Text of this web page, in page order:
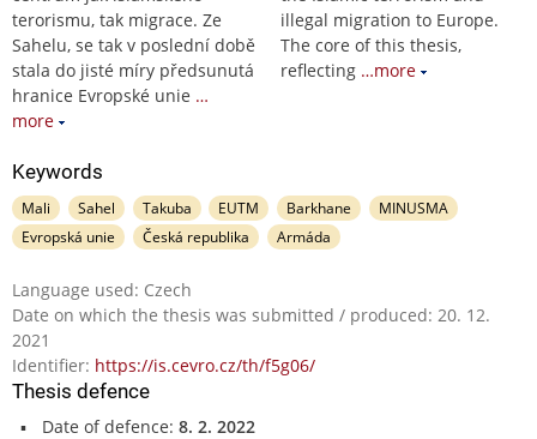
terorismu, tak migrace. Ze
Sahelu, se tak v poslední době
stala do jisté míry předsunutá
hranice Evropské unie …
more
illegal migration to Europe.
The core of this thesis,
reflecting …more
Keywords
Mali Sahel Takuba EUTM Barkhane
MINUSMA
Evropská unie
Česká republika Armáda
Language used: Czech
Date on which the thesis was submitted / produced: 20. 12.
2021
Identifier: https://is.cevro.cz/th/f5g06/
Thesis defence
Date of defence: 8. 2. 2022